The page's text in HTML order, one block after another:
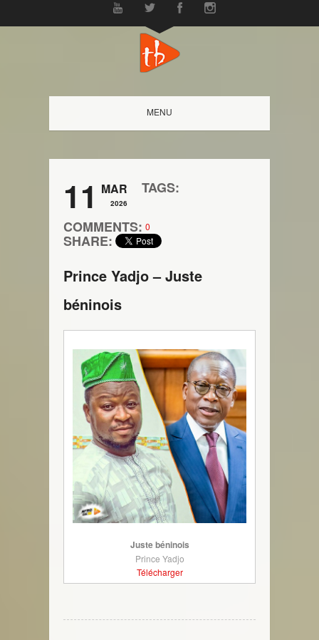
MENU
11 MAR
2026
TAGS:
COMMENTS: 0
SHARE:
Prince Yadjo – Juste
béninois
Juste béninois
Prince Yadjo
Télécharger